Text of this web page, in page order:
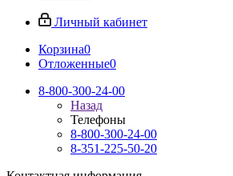
Личный кабинет
Корзина0
Отложенные0
8-800-300-24-00
Назад
Телефоны
8-800-300-24-00
8-351-225-50-20